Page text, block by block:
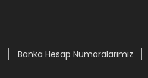
Banka Hesap Numaralarımız